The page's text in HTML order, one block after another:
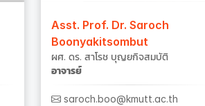
Asst. Prof. Dr. Saroch
Boonyakitsombut
ผศ. ดร. สาโรช บุญยกิจสมบัติ
อาจารย์
saroch.boo@kmutt.ac.th